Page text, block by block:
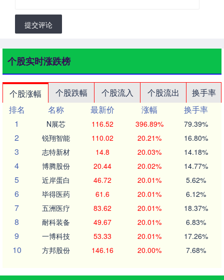
提交评论
个股实时涨跌榜
个股涨幅 个股跌幅 个股流入 个股流出
换手率
排名
名称 最新价 涨幅
换手率
1
N展芯 116.52 396.89% 79.39%
2 锐翔智能 110.02 20.21% 16.80%
3 志特新材 14.8 20.03% 14.18%
4 博腾股份 20.44 20.02% 14.77%
5 近岸蛋白 46.72 20.01% 5.62%
6 毕得医药 61.6 20.01% 6.12%
7 五洲医疗 83.62 20.01% 18.37%
8 耐科装备 49.67 20.01% 6.83%
9 一博科技 53.33 20.01% 17.26%
10 方邦股份 146.16 20.00% 7.68%